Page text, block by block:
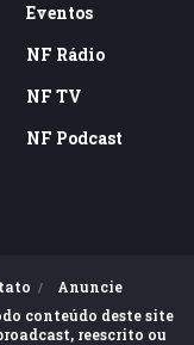
Eventos
NF Rádio
NF TV
NF Podcast
conteúdo deste site
reescrito ou
Anuncie